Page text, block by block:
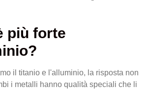
più forte
il titanio e l'alluminio, la risposta non
i metalli hanno qualità speciali che li